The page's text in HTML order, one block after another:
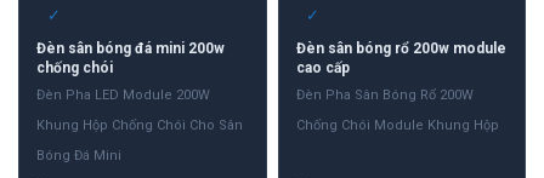
✓
Đèn sân bóng đá mini 200w
chống chói
Đèn Pha LED Module 200W
Khung Hộp Chống Chói Cho Sân
Bóng Đá Mini
✓
Đèn sân bóng rổ 200w module
cao cấp
Đèn Pha Sân Bóng Rổ 200W
Chống Chói Module Khung Hộp